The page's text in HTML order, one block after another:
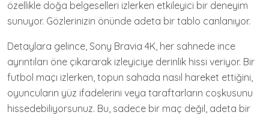
özellikle doğa belgeselleri izlerken etkileyici bir deneyim
sunuyor. Gözlerinizin önünde adeta bir tablo canlanıyor.
Detaylara gelince, Sony Bravia 4K, her sahnede ince
ayrıntıları öne çıkararak izleyiciye derinlik hissi veriyor. Bir
futbol maçı izlerken, topun sahada nasıl hareket ettiğini,
oyuncuların yüz ifadelerini veya taraftarların coşkusunu
hissedebiliyorsunuz. Bu, sadece bir maç değil, adeta bir